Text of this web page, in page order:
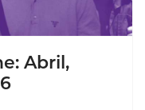
Abril,